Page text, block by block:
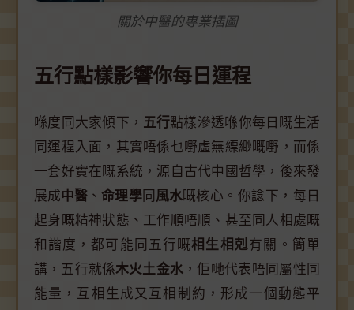
關於中醫的專業插圖
五行點樣影響你每日運程
喺度同大家傾下， 五行點樣滲透喺你每日嘅生活
同運程入面，其實唔係乜嘢虛無縹緲嘅嘢，而係
一套好實在嘅系統，源自古代中國哲學，後來發
展成中醫 、 命理學 同 風水嘅核心。你諗下，每日
起身嘅精神狀態、工作順唔順、甚至同人相處嘅
和諧度，都可能同五行嘅相生相剋有關。簡單
講，五行就係木火土金水 ，佢哋代表唔同屬性同
能量，互相生成又互相制約，形成一個動態平